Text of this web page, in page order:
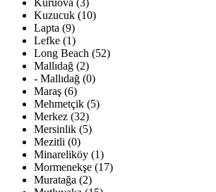
Kuruova (3)
Kuzucuk (10)
Lapta (9)
Lefke (1)
Long Beach (52)
Mallıdağ (2)
- Mallıdağ (0)
Maraş (6)
Mehmetçik (5)
Merkez (32)
Mersinlik (5)
Mezitli (0)
Minareliköy (1)
Mormenekşe (17)
Muratağa (2)